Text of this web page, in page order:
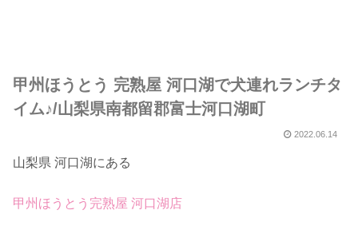
甲州ほうとう 完熟屋 河口湖で犬連れランチタ
イム♪/山梨県南都留郡富士河口湖町
2022.06.14
山梨県 河口湖にある
甲州ほうとう完熟屋 河口湖店